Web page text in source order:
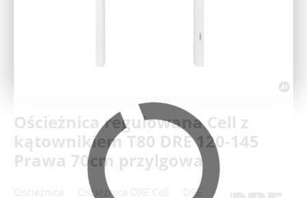
Ościeżnica regulowana Cell z
kątownikiem T80 DRE 120-145
Prawa 70cm przylgowa
Ościeżnica DRE Cell DRE